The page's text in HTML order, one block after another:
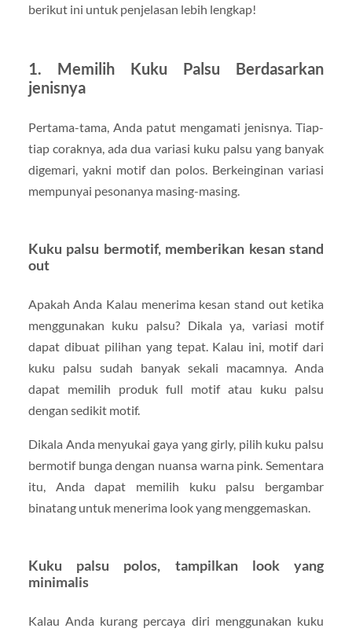
berikut ini untuk penjelasan lebih lengkap!
1. Memilih Kuku Palsu Berdasarkan
jenisnya
Pertama-tama, Anda patut mengamati jenisnya. Tiap-
tiap coraknya, ada dua variasi kuku palsu yang banyak
digemari, yakni motif dan polos. Berkeinginan variasi
mempunyai pesonanya masing-masing.
Kuku palsu bermotif, memberikan kesan stand
out
Apakah Anda Kalau menerima kesan stand out ketika
menggunakan kuku palsu? Dikala ya, variasi motif
dapat dibuat pilihan yang tepat. Kalau ini, motif dari
kuku palsu sudah banyak sekali macamnya. Anda
dapat memilih produk full motif atau kuku palsu
dengan sedikit motif.
Dikala Anda menyukai gaya yang girly, pilih kuku palsu
bermotif bunga dengan nuansa warna pink. Sementara
itu, Anda dapat memilih kuku palsu bergambar
binatang untuk menerima look yang menggemaskan.
Kuku palsu polos, tampilkan look yang
minimalis
Kalau Anda kurang percaya diri menggunakan kuku